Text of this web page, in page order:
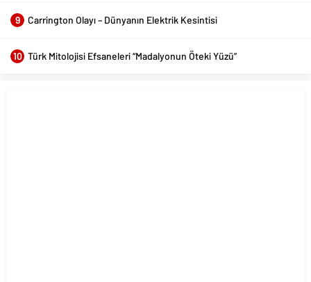
9 Carrington Olayı – Dünyanın Elektrik Kesintisi
10 Türk Mitolojisi Efsaneleri “Madalyonun Öteki Yüzü”